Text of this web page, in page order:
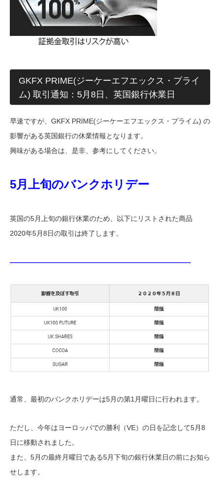
GKFX PRIME(ジーケーエフエックス・プライ
ム) 取引通知：5月8日、英国銀行休業日
早速ですが、GKFX PRIME(ジーケーエフエックス・プライム) の
影響がある英国銀行の休業情報となります。
興味がある場合は、是非、参考にしてください。
5月上旬のバンクホリデー
英国の5月上旬の銀行休業のため、以下にリストされた商品
2020年5月8日の取引は終了します。
——————————————————————————-
通常、最初のバンクホリデーは5月の第1月曜日に行われます。
ただし、今年はヨーロッパでの勝利（VE）の日を記念して5月8
日に移動されました。
また、5月の最終月曜日である5月下旬の銀行休業日の前にお知ら
せします。